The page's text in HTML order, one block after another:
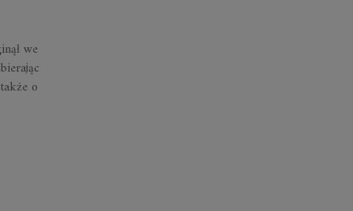
we
o